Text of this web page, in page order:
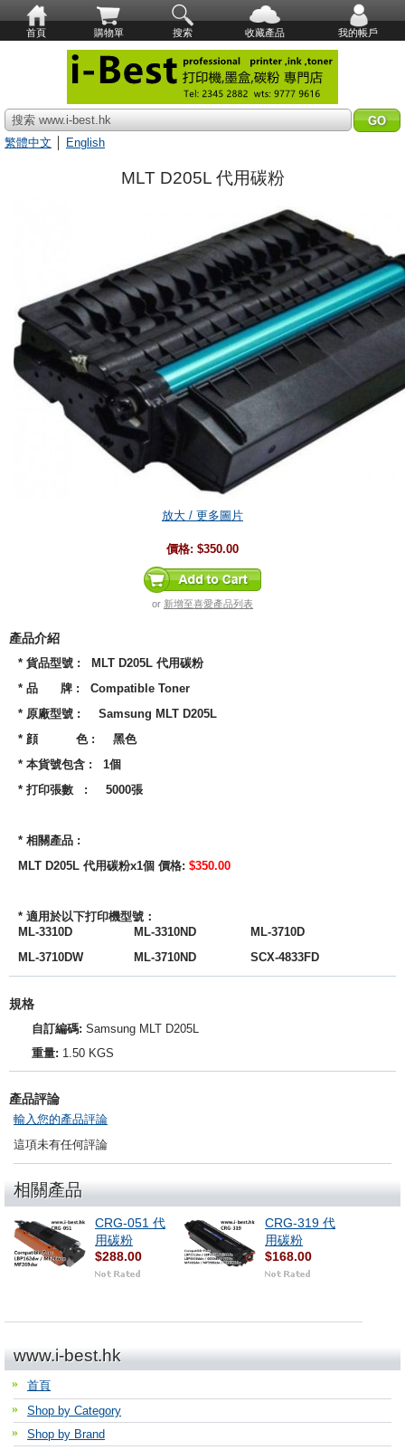
首頁 購物單 搜索 收藏產品 我的帳戶
搜索 www.i-best.hk
繁體中文
English
MLT D205L 代用碳粉
放大 / 更多圖片
價格: $350.00
or 新增至喜愛產品列表
產品介紹
* 貨品型號 : MLT D205L 代用碳粉
* 品 牌 : Compatible Toner
* 原廠型號 : Samsung MLT D205L
* 顔 色 : 黑色
* 本貨號包含 : 1個
* 打印張數 : 5000張
* 相關產品 :
MLT D205L 代用碳粉x1個 價格: $350.00
* 適用於以下打印機型號：
ML-3310D ML-3310ND ML-3710D
ML-3710DW ML-3710ND SCX-4833FD
規格
自訂編碼: Samsung MLT D205L
重量: 1.50 KGS
產品評論
輸入您的產品評論
這項未有任何評論
相關產品
CRG-051 代
用碳粉
$288.00
CRG-319 代
用碳粉
$168.00
www.i-best.hk
首頁
Shop by Category
Shop by Brand